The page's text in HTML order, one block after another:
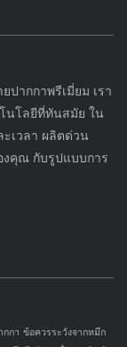
ปากกาพรีเมี่ยม เรา
โนโลยีที่ทันสมัย ใน
เวลา ผลิตด่วน
งคุณ กับรูปแบบการ
กกา ข้อควรระวังจากหมึก